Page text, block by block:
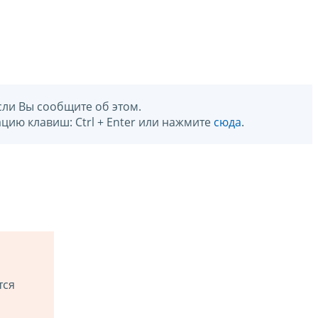
Вы сообщите об этом.
клавиш: Ctrl + Enter или нажмите сюда.